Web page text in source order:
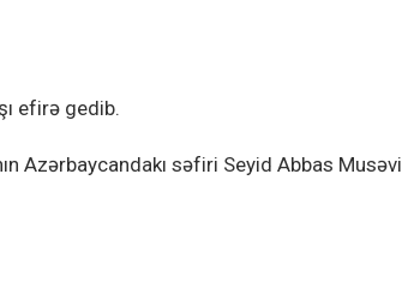
efirə gedib.
Azərbaycandakı səfiri Seyid Abbas Musəvi